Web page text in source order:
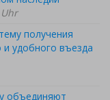
получения
удобного въезда
объединяют